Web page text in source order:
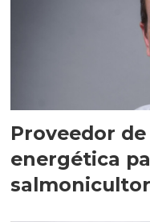
Proveedor
energética